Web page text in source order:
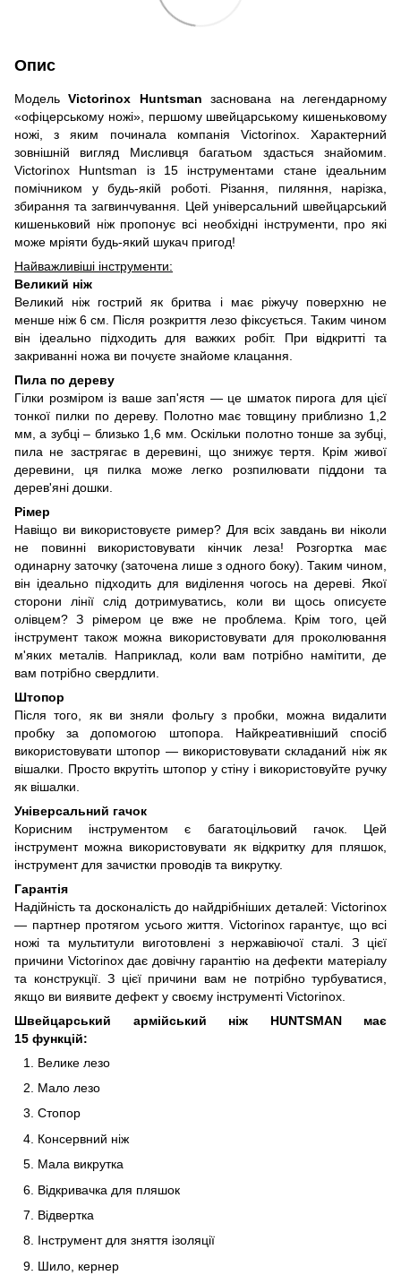
Опис
МодельVictorinox Huntsman заснована на легендарному
«офіцерському ножі», першому швейцарському кишеньковому
ножі, з яким починала компанія Victorinox. Характерний
зовнішній вигляд Мисливця багатьом здасться знайомим.
Victorinox Huntsman із 15 інструментами стане ідеальним
помічником у будь-якій роботі. Різання, пиляння, нарізка,
збирання та загвинчування. Цей універсальний швейцарський
кишеньковий ніж пропонує всі необхідні інструменти, про які
може мріяти будь-який шукач пригод!
Найважливіші інструменти:
Великий ніж
Великий ніж гострий як бритва і має ріжучу поверхню не
менше ніж 6 см. Після розкриття лезо фіксується. Таким чином
він ідеально підходить для важких робіт. При відкритті та
закриванні ножа ви почуєте знайоме клацання.
Пила по дереву
Гілки розміром із ваше зап'ястя — це шматок пирога для цієї
тонкої пилки по дереву. Полотно має товщину приблизно 1,2
мм, а зубці – близько 1,6 мм. Оскільки полотно тонше за зубці,
пила не застрягає в деревині, що знижує тертя. Крім живої
деревини, ця пилка може легко розпилювати піддони та
дерев'яні дошки.
Рімер
Навіщо ви використовуєте ример? Для всіх завдань ви ніколи
не повинні використовувати кінчик леза! Розгортка має
одинарну заточку (заточена лише з одного боку). Таким чином,
він ідеально підходить для виділення чогось на дереві. Якої
сторони лінії слід дотримуватись, коли ви щось описуєте
олівцем? З рімером це вже не проблема. Крім того, цей
інструмент також можна використовувати для проколювання
м'яких металів. Наприклад, коли вам потрібно намітити, де
вам потрібно свердлити.
Штопор
Після того, як ви зняли фольгу з пробки, можна видалити
пробку за допомогою штопора. Найкреативніший спосіб
використовувати штопор — використовувати складаний ніж як
вішалки. Просто вкрутіть штопор у стіну і використовуйте ручку
як вішалки.
Універсальний гачок
Корисним інструментом є багатоцільовий гачок. Цей
інструмент можна використовувати як відкритку для пляшок,
інструмент для зачистки проводів та викрутку.
Гарантія
Надійність та досконалість до найдрібніших деталей: Victorinox
— партнер протягом усього життя. Victorinox гарантує, що всі
ножі та мультитули виготовлені з нержавіючої сталі. З цієї
причини Victorinox дає довічну гарантію на дефекти матеріалу
та конструкції. З цієї причини вам не потрібно турбуватися,
якщо ви виявите дефект у своєму інструменті Victorinox.
Швейцарський армійський ніж HUNTSMAN має
15 функцій:
Велике лезо
Мало лезо
Стопор
Консервний ніж
Мала викрутка
Відкривачка для пляшок
Відвертка
Інструмент для зняття ізоляції
Шило, кернер